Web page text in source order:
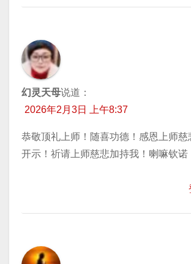
幻灵天母说道：
2026年2月3日 上午8:37
恭敬顶礼上师！随喜功德！感恩上师慈
开示！祈请上师慈悲加持我！喇嘛钦诺